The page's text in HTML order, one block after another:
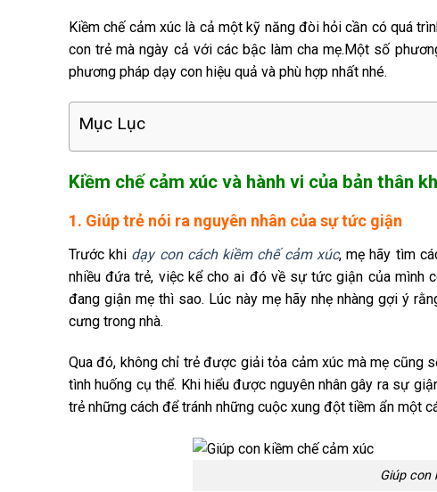
Kiềm chế cảm xúc là cả một kỹ năng đòi hỏi cần có quá
con trẻ mà ngày cả với các bậc làm cha mẹ.Một số
phương pháp dạy con hiệu quả và phù hợp nhất nhé.
Mục Lục
Kiềm chế cảm xúc và hành vi của bản thân
1. Giúp trẻ nói ra nguyên nhân của sự tức giận
Trước khi dạy con cách kiềm chế cảm xúc, mẹ hãy tìm
nhiều đứa trẻ, việc kể cho ai đó về sự tức giận của mình
đang giận mẹ thì sao. Lúc này mẹ hãy nhẹ nhàng gợi ý
cưng trong nhà.
Qua đó, không chỉ trẻ được giải tỏa cảm xúc mà mẹ cũng
tình huống cụ thể. Khi hiểu được nguyên nhân gây ra sự
trẻ những cách để tránh những cuộc xung đột tiềm ẩn một
Giúp con